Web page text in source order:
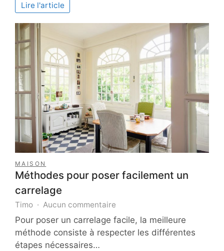
en
ligne
Lire l'article
MAISON
Méthodes pour poser facilement un
carrelage
Timo Aucun commentaire
Méthodes
pour
poser
Pour poser un carrelage facile, la meilleure
méthode consiste à respecter les différentes
étapes nécessaires…